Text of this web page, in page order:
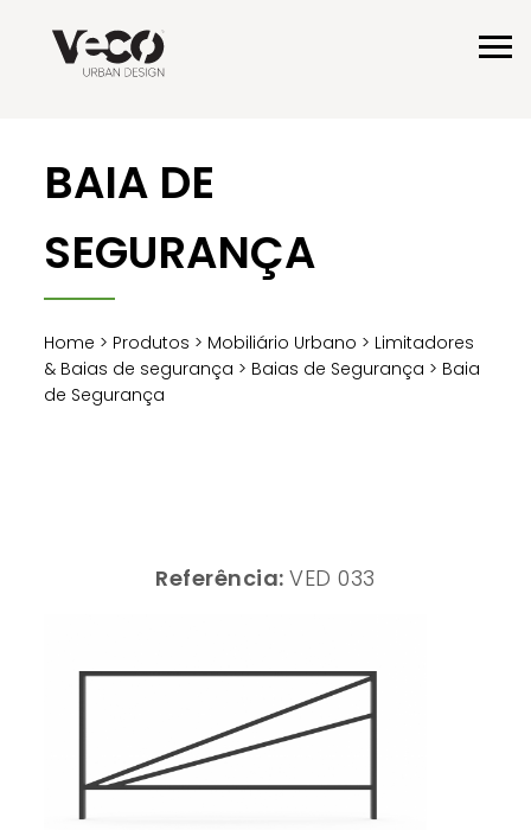
BAIA DE
SEGURANÇA
Home > Produtos > Mobiliário Urbano > Limitadores
& Baias de segurança > Baias de Segurança > Baia
de Segurança
Referência:VED 033